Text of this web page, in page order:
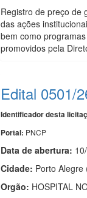
Registro de preço de
das ações
bem como
promovidos pela
Edital 0501/
Identificador desta
Portal: PNCP
Data de abertura:
Cidade: Porto Alegre
Orgão: HOSPITAL